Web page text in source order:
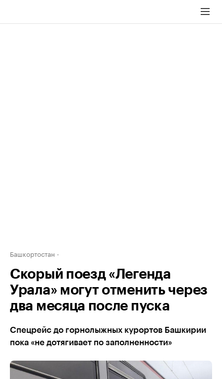
Башкортостан
Скорый поезд «Легенда
Урала» могут отменить через
два месяца после пуска
Спецрейс до горнолыжных курортов Башкирии
пока «не дотягивает по заполненности»